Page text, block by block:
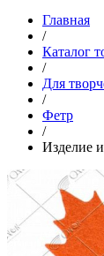
Главная
/
Каталог
/
Для
/
Фетр
/
Изделие